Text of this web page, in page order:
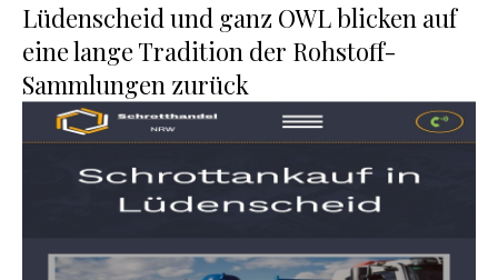
Lüdenscheid und ganz OWL blicken auf
eine lange Tradition der Rohstoff-
Sammlungen zurück